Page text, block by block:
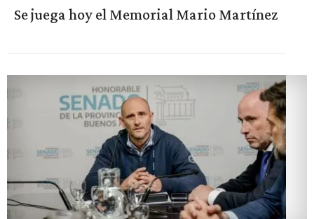
Se juega hoy el Memorial Mario Martínez